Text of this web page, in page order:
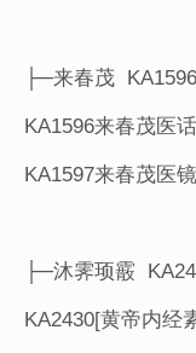
├─来春茂
KA1596来春茂医
KA1597来春茂医
├─沐霁顼霰
KA2430[黄帝内经